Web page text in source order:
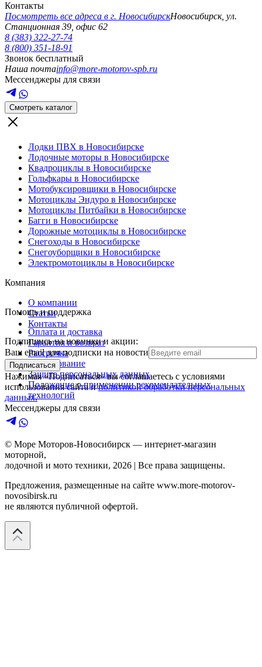
Контакты
Посмотреть все адреса в г. НовосибирскНовосибирск, ул.
Станционная 39, офис 62
8 (383) 322-27-74
8 (800) 351-18-91
Звонок бесплатный
Наша почтаinfo@more-motorov-spb.ru
Мессенджеры для связи
Смотреть каталог
Лодки ПВХ в Новосибирске
Лодочные моторы в Новосибирске
Квадроциклы в Новосибирске
Гольфкары в Новосибирске
Мотобуксировщики в Новосибирске
Мотоциклы Эндуро в Новосибирске
Мотоциклы Питбайки в Новосибирске
Багги в Новосибирске
Дорожные мотоциклы в Новосибирске
Снегоходы в Новосибирске
Снегоуборщики в Новосибирске
Электромотоциклы в Новосибирске
Компания
О компании
Статьи
Контакты
Помощь и поддержка
Оплата и доставка
Гарантия и возврат
Рассрочка
Кредитование
Защита персональных данных
Положение о применении рекомендательных
технологий
Подпишись на новинки и акции:
Ваш email для подписки на новости
Подписаться
Нажимая «Подписаться» вы соглашаетесь с условиями
использования сайта и политикой обработки персональных
данных.
Мессенджеры для связи
© Море Моторов-Новосибирск — интернет-магазин
моторной,
лодочной и мото техники, 2026 | Все права защищены.
Предложения, размещенные на сайте www.more-motorov-
novosibirsk.ru
не являются публичной офертой.